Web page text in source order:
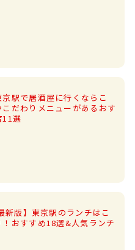
駅で居酒屋に行くならこ
こだわりメニューがあるおす
11選
新版】東京駅のランチはこ
！おすすめ18選&人気ランチ